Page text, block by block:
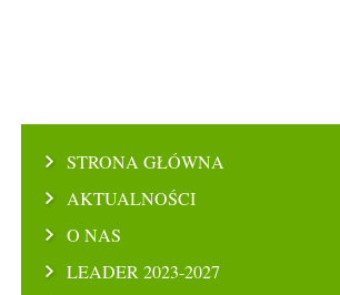
STRONA GŁÓWNA
AKTUALNOŚCI
O NAS
LEADER 2023-2027